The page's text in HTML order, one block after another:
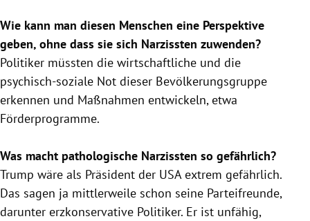
Wie kann man diesen Menschen eine Perspektive
geben, ohne dass sie sich Narzissten zuwenden?
Politiker müssten die wirtschaftliche und die
psychisch-soziale Not dieser Bevölkerungsgruppe
erkennen und Maßnahmen entwickeln, etwa
Förderprogramme.
Was macht pathologische Narzissten so gefährlich?
Trump wäre als Präsident der USA extrem gefährlich.
Das sagen ja mittlerweile schon seine Parteifreunde,
darunter erzkonservative Politiker. Er ist unfähig,